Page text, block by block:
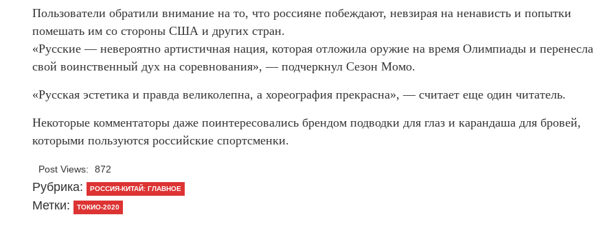
Пользователи обратили внимание на то, что россияне побеждают, невзирая на ненависть и попытки
помешать им со стороны США и других стран.
«Русские — невероятно артистичная нация, которая отложила оружие на время Олимпиады и перенесла
свой воинственный дух на соревнования», — подчеркнул Сезон Момо.
«Русская эстетика и правда великолепна, а хореография прекрасна», — считает еще один читатель.
Некоторые комментаторы даже поинтересовались брендом подводки для глаз и карандаша для бровей,
которыми пользуются российские спортсменки.
Post Views: 872
Рубрика: РОССИЯ-КИТАЙ: ГЛАВНОЕ
Метки: ТОКИО-2020